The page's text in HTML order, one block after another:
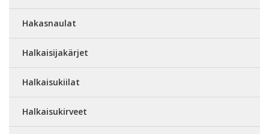
Hakasnaulat
Halkaisijakärjet
Halkaisukiilat
Halkaisukirveet